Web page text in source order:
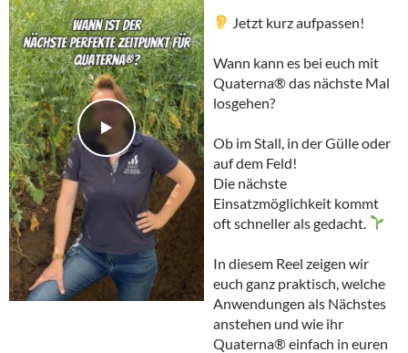
Jetzt kurz aufpassen!
Wann kann es bei euch mit
Quaterna® das nächste Mal
losgehen?
Ob im Stall, in der Gülle oder
auf dem Feld!
Die nächste
Einsatzmöglichkeit kommt
oft schneller als gedacht.
In diesem Reel zeigen wir
euch ganz praktisch, welche
Anwendungen als Nächstes
anstehen und wie ihr
Quaterna® einfach in euren